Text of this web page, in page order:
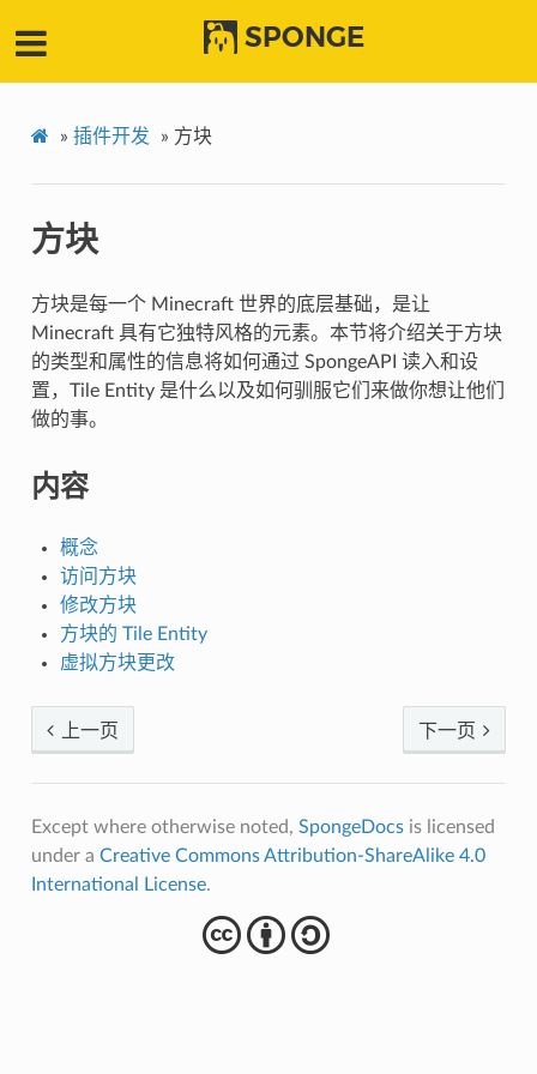
SPONGE
» 插件开发 » 方块
方块
方块是每一个 Minecraft 世界的底层基础，是让
Minecraft 具有它独特风格的元素。本节将介绍关于方块
的类型和属性的信息将如何通过 SpongeAPI 读入和设
置，Tile Entity 是什么以及如何驯服它们来做你想让他们
做的事。
内容
概念
访问方块
修改方块
方块的 Tile Entity
虚拟方块更改
下一页
上一页
Except where otherwise noted, SpongeDocsis licensed
under a Creative Commons Attribution-ShareAlike 4.0
International License.
cba